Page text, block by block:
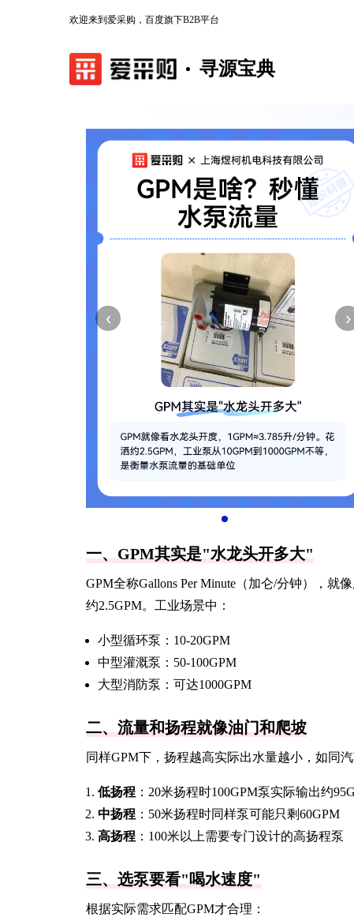
欢迎来到爱采购，百度旗下B2B平台
寻源宝典
‹ ›
一、GPM其实是"水龙头开多大"
GPM全称Gallons Per Minute（加仑/分钟），就
约2.5GPM。工业场景中：
小型循环泵：10-20GPM
中型灌溉泵：50-100GPM
大型消防泵：可达1000GPM
二、流量和扬程就像油门和爬坡
同样GPM下，扬程越高实际出水量越小，如同
低扬程 ：20米扬程时100GPM泵实际输出约
中扬程 ：50米扬程时同样泵可能只剩60GPM
高扬程 ：100米以上需要专门设计的高扬程泵
三、选泵要看"喝水速度"
根据实际需求匹配GPM才合理：